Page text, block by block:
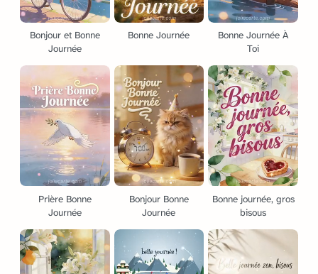
Bonjour et Bonne
Journée
Bonne Journée
Bonne Journée À
Toi
Prière Bonne
Journée
Bonjour Bonne
Journée
Bonne journée, gros
bisous